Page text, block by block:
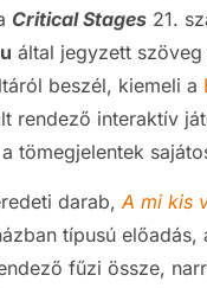
Critical Stages 21.
által jegyzett
beszél, kiemeli a
rendező interaktív
tömegjelentek
darab, A mi kis
típusú előadás,
fűzi össze,